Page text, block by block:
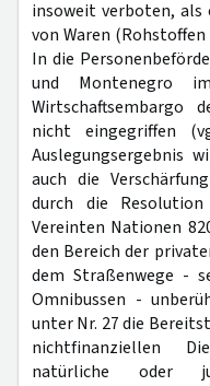
insoweit verboten, als
von Waren
In die
und Montenegro
Wirtschaftsembargo
nicht eingegriffen
Auslegungsergebnis
auch die
durch die
Vereinten Nationen
den Bereich der
dem Straßenwege -
Omnibussen -
unter Nr. 27 die
nichtfinanziellen
natürliche oder